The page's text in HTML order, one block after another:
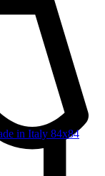
in Italy 84x84